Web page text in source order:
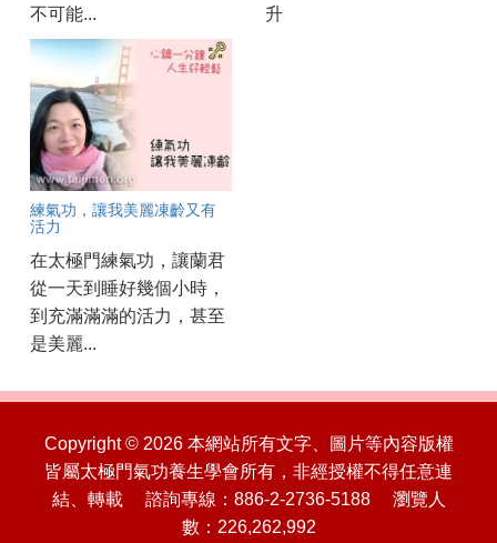
不可能...
升
練氣功，讓我美麗凍齡又有
活力
在太極門練氣功，讓蘭君
從一天到睡好幾個小時，
到充滿滿滿的活力，甚至
是美麗...
Copyright © 2026 本網站所有文字、圖片等內容版權
皆屬太極門氣功養生學會所有，非經授權不得任意連
結、轉載 諮詢專線：886-2-2736-5188 瀏覽人
數：226,262,992